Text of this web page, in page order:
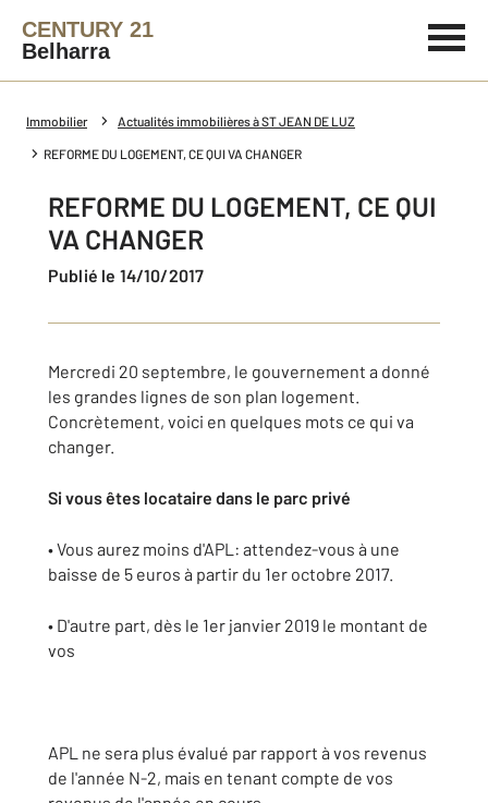
CENTURY 21
Belharra
Immobilier Actualités immobilières à ST JEAN DE LUZ
REFORME DU LOGEMENT, CE QUI VA CHANGER
REFORME DU LOGEMENT, CE QUI
VA CHANGER
Publié le 14/10/2017
Mercredi 20 septembre, le gouvernement a donné
les grandes lignes de son plan logement.
Concrètement, voici en quelques mots ce qui va
changer.
Si vous êtes locataire dans le parc privé
• Vous aurez moins d'APL: attendez-vous à une
baisse de 5 euros à partir du 1er octobre 2017.
• D'autre part, dès le 1er janvier 2019 le montant de
vos
APL ne sera plus évalué par rapport à vos revenus
de l'année N-2, mais en tenant compte de vos